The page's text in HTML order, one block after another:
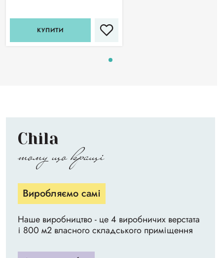
КУПИТИ
Chila
тому що кращі
Виробляємо самі
Наше виробництво - це 4 виробничих верстата
і 800 м2 власного складського приміщення